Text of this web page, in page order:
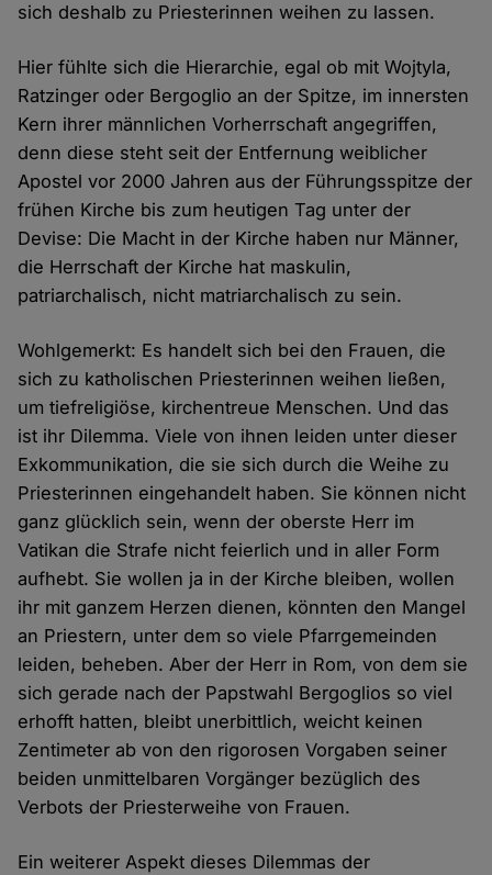
sich deshalb zu Priesterinnen weihen zu lassen.
Hier fühlte sich die Hierarchie, egal ob mit Wojtyla,
Ratzinger oder Bergoglio an der Spitze, im innersten
Kern ihrer männlichen Vorherrschaft angegriffen,
denn diese steht seit der Entfernung weiblicher
Apostel vor 2000 Jahren aus der Führungsspitze der
frühen Kirche bis zum heutigen Tag unter der
Devise: Die Macht in der Kirche haben nur Männer,
die Herrschaft der Kirche hat maskulin,
patriarchalisch, nicht matriarchalisch zu sein.
Wohlgemerkt: Es handelt sich bei den Frauen, die
sich zu katholischen Priesterinnen weihen ließen,
um tiefreligiöse, kirchentreue Menschen. Und das
ist ihr Dilemma. Viele von ihnen leiden unter dieser
Exkommunikation, die sie sich durch die Weihe zu
Priesterinnen eingehandelt haben. Sie können nicht
ganz glücklich sein, wenn der oberste Herr im
Vatikan die Strafe nicht feierlich und in aller Form
aufhebt. Sie wollen ja in der Kirche bleiben, wollen
ihr mit ganzem Herzen dienen, könnten den Mangel
an Priestern, unter dem so viele Pfarrgemeinden
leiden, beheben. Aber der Herr in Rom, von dem sie
sich gerade nach der Papstwahl Bergoglios so viel
erhofft hatten, bleibt unerbittlich, weicht keinen
Zentimeter ab von den rigorosen Vorgaben seiner
beiden unmittelbaren Vorgänger bezüglich des
Verbots der Priesterweihe von Frauen.
Ein weiterer Aspekt dieses Dilemmas der